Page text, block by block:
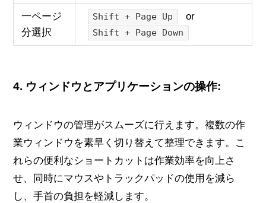
一ページ
分選択
Shift + Page Up or
Shift + Page Down
4. ウィンドウとアプリケーションの操作:
ウィンドウの管理がスムーズに行えます。複数の作
業ウィンドウを素早く切り替えて整理できます。こ
れらの便利なショートカットは作業効率を向上さ
せ、同時にマウスやトラックパッドの使用を減ら
し、手首の負担を軽減します。